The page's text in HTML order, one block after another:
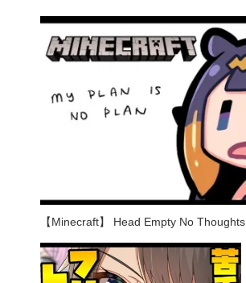
【Minecraft】 Head Empty No Thoughts